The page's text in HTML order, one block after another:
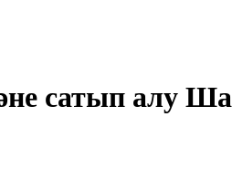
сатып алу